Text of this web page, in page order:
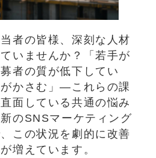
者の皆様、深刻な人材
いませんか？「若手が
者の質が低下してい
かさむ」—これらの課
面している共通の悩み
のSNSマーケティング
この状況を劇的に改善
増えています。